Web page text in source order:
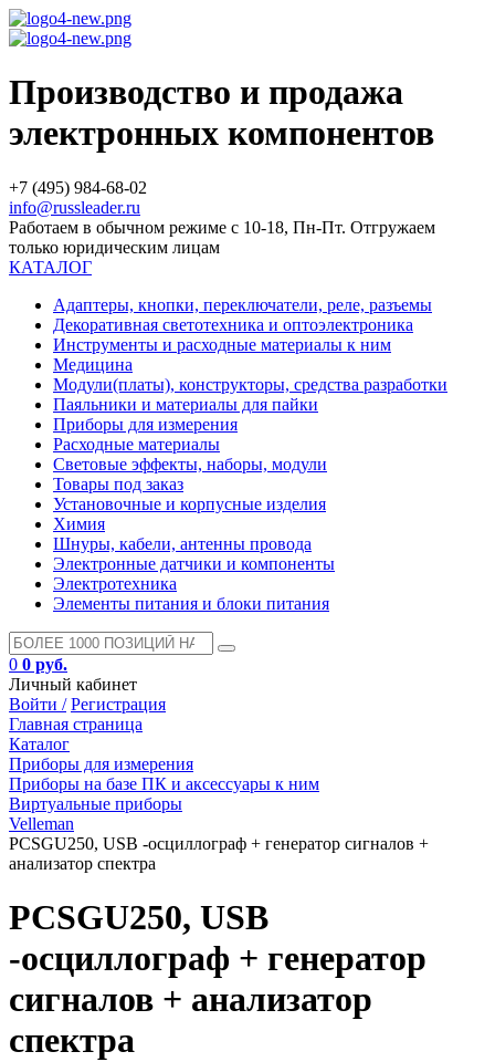
Производство и продажа
электронных компонентов
+7 (495) 984-68-02
info@russleader.ru
Работаем в обычном режиме с 10-18, Пн-Пт. Отгружаем
только юридическим лицам
КАТАЛОГ
Адаптеры, кнопки, переключатели, реле, разъемы
Декоративная светотехника и оптоэлектроника
Инструменты и расходные материалы к ним
Медицина
Модули(платы), конструкторы, средства разработки
Паяльники и материалы для пайки
Приборы для измерения
Расходные материалы
Световые эффекты, наборы, модули
Товары под заказ
Установочные и корпусные изделия
Химия
Шнуры, кабели, антенны провода
Электронные датчики и компоненты
Электротехника
Элементы питания и блоки питания
0 0 руб.
Личный кабинет
Войти / Регистрация
Главная страница
Каталог
Приборы для измерения
Приборы на базе ПК и аксессуары к ним
Виртуальные приборы
Velleman
PCSGU250, USB -осциллограф + генератор сигналов +
анализатор спектра
PCSGU250, USB
-осциллограф + генератор
сигналов + анализатор
спектра